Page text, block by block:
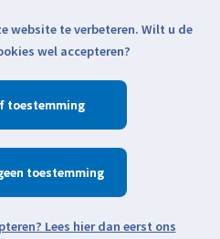
Verlanglijst
menu
website te verbeteren. Wilt u de
wel accepteren?